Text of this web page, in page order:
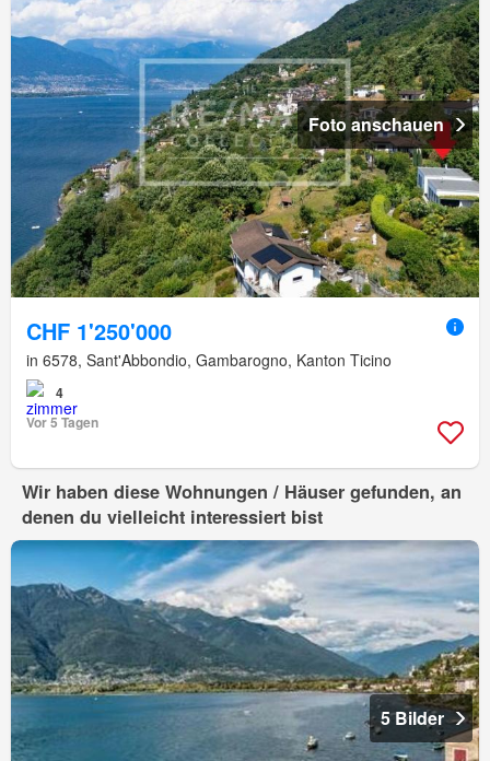
Foto anschauen
CHF 1'250'000
in 6578, Sant'Abbondio, Gambarogno, Kanton Ticino
4
Vor 5 Tagen
Wir haben diese Wohnungen / Häuser gefunden, an
denen du vielleicht interessiert bist
5 Bilder